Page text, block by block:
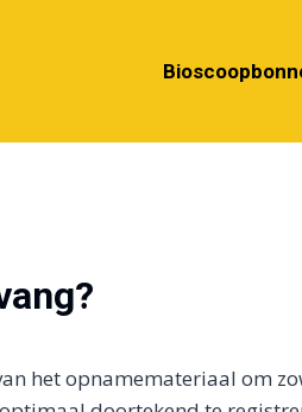
het opnamemateriaal om